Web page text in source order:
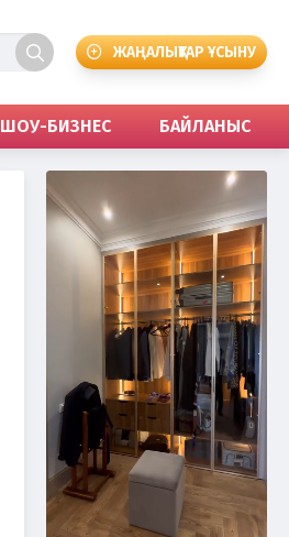
ЖАҢАЛЫҚТАР ҰСЫНУ
ШОУ-БИЗНЕС БАЙЛАНЫС